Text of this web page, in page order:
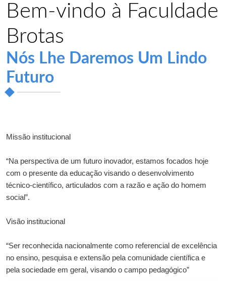
Bem-vindo à Faculdade
Brotas
Nós Lhe Daremos Um Lindo
Futuro
Missão institucional
“Na perspectiva de um futuro inovador, estamos focados hoje
com o presente da educação visando o desenvolvimento
técnico-científico, articulados com a razão e ação do homem
social”.
Visão institucional
“Ser reconhecida nacionalmente como referencial de excelência
no ensino, pesquisa e extensão pela comunidade científica e
pela sociedade em geral, visando o campo pedagógico”